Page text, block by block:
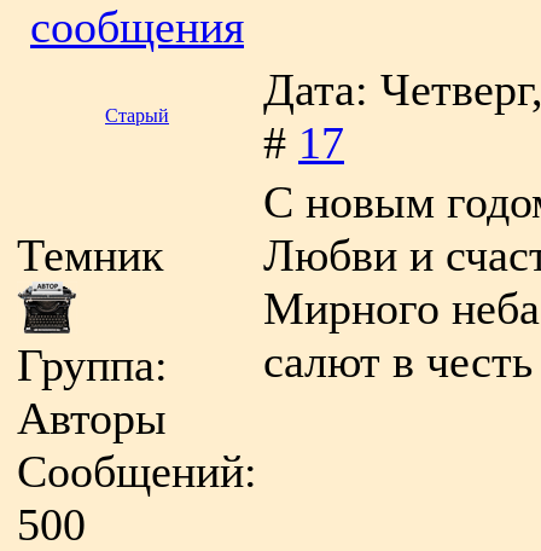
сообщения
Старый
Дата:
# 17
Темник
Группа:
Авторы
Сообщений:
500
С новым
Любви и
Мирного
салют в